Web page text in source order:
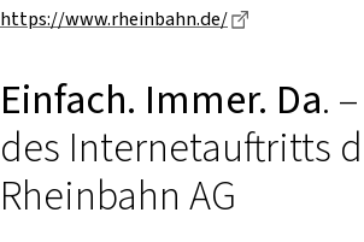
https://www.rheinbahn.de/
Einfach. Immer. Da.
des Internetauftritts
Rheinbahn AG